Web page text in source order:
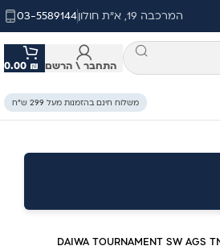
המרכבה 19, א"ת חולון 03-5589144
התחבר \ הרשם 0.00 ₪
משלוח חינם בהזמנות מעל 299 ש״ח
DAIWA TOURNAMENT SW AGS